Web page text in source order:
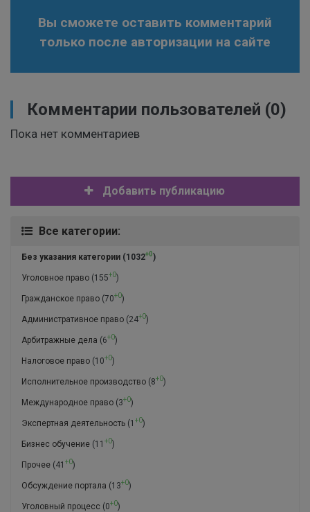
Вы сможете оставить комментарий
только после авторизации на сайте
Комментарии пользователей (0)
Пока нет комментариев
Добавить публикацию
Все категории:
Без указания категории (1032+0)
Уголовное право (155+0)
Гражданское право (70+0)
Административное право (24+0)
Арбитражные дела (6+0)
Налоговое право (10+0)
Исполнительное производство (8+0)
Международное право (3+0)
Экспертная деятельность (1 +0)
Бизнес обучение (11 +0)
Прочее (41 +0)
Обсуждение портала (13+0)
Уголовный процесс (0+0)